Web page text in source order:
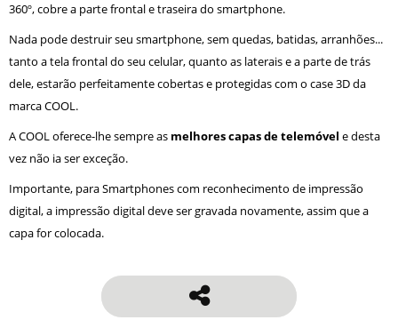
360º, cobre a parte frontal e traseira do smartphone.
Nada pode destruir seu smartphone, sem quedas, batidas, arranhões...
tanto a tela frontal do seu celular, quanto as laterais e a parte de trás
dele, estarão perfeitamente cobertas e protegidas com o case 3D da
marca COOL.
A COOL oferece-lhe sempre as melhores capas de telemóvel e desta
vez não ia ser exceção.
Importante, para Smartphones com reconhecimento de impressão
digital, a impressão digital deve ser gravada novamente, assim que a
capa for colocada.